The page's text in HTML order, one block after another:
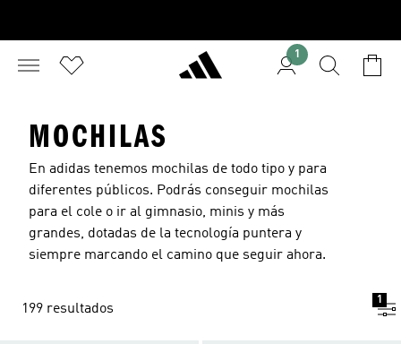
1
MOCHILAS
En adidas tenemos mochilas de todo tipo y para
diferentes públicos. Podrás conseguir mochilas
para el cole o ir al gimnasio, minis y más
grandes, dotadas de la tecnología puntera y
siempre marcando el camino que seguir ahora.
199 resultados
1